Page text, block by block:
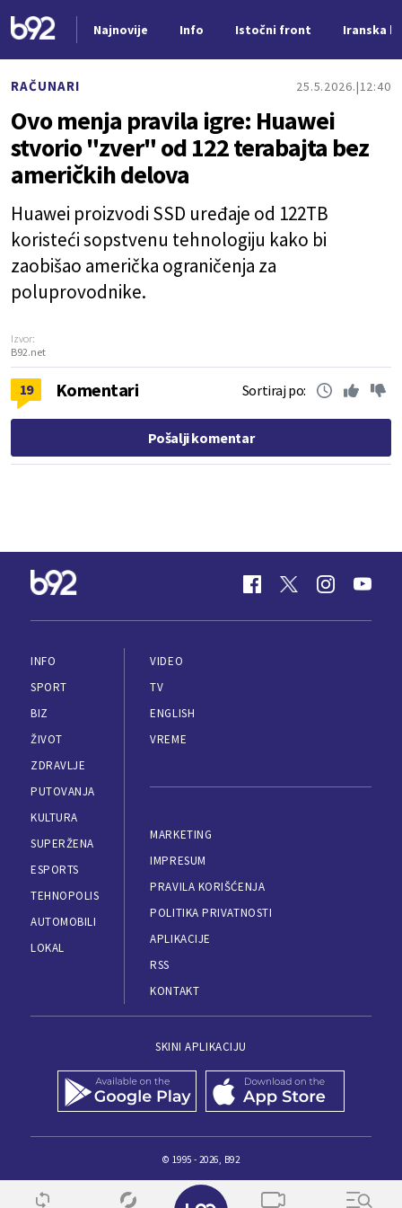
Najnovije Info Istočni front Iranska
RAČUNARI 25.5.2026. 12:40
Ovo menja pravila igre: Huawei
stvorio "zver" od 122 terabajta bez
američkih delova
Huawei proizvodi SSD uređaje od 122TB
koristeći sopstvenu tehnologiju kako bi
zaobišao američka ograničenja za
poluprovodnike.
Izvor:
B92.net
19 Komentari Sortiraj po:
Pošalji komentar
INFO
SPORT
BIZ
ŽIVOT
ZDRAVLJE
PUTOVANJA
KULTURA
SUPERŽENA
ESPORTS
TEHNOPOLIS
AUTOMOBILI
LOKAL
VIDEO
TV
ENGLISH
VREME
MARKETING
IMPRESUM
PRAVILA KORIŠĆENJA
POLITIKA PRIVATNOSTI
APLIKACIJE
RSS
KONTAKT
SKINI APLIKACIJU
© 1995 - 2026, B92